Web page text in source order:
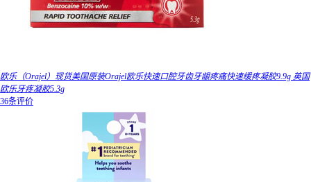
欧乐（Orajel）现货美国原装Orajel欧乐快速口腔牙齿牙龈疼痛快速缓疼凝胶9.9g 英国
欧乐牙疼凝胶5.3g
36条评价